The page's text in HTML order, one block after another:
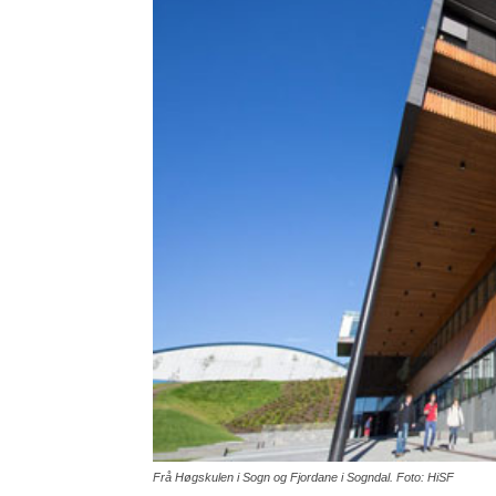
Frå Høgskulen i Sogn og Fjordane i Sogndal. Foto: HiSF